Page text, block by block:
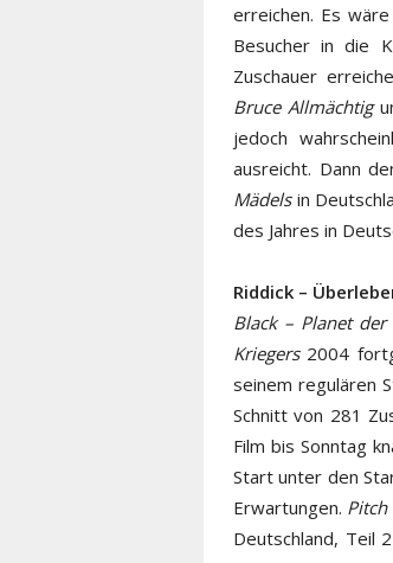
erreichen. Es
Besucher in die
Zuschauer
Bruce Allmächtig
jedoch
ausreicht. Dann
Mädelsin
des Jahres in
Riddick –
Black – Planet der
Kriegers2004
seinem regulären
Schnitt von 281
Film bis Sonntag
Start unter den
Erwartungen. Pitch
Deutschland, Teil